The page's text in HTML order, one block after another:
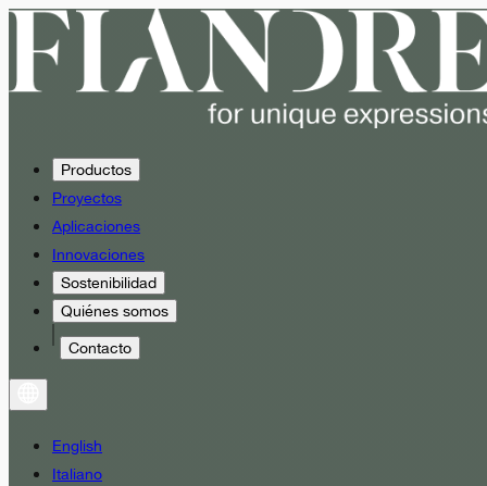
Productos
Proyectos
Aplicaciones
Innovaciones
Sostenibilidad
Quiénes somos
Contacto
English
Italiano